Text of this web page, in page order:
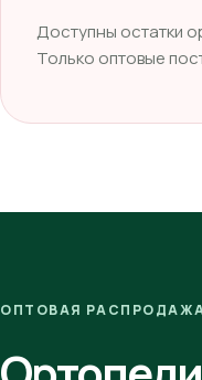
Доступны остатки
Только оптовые
ОПТОВАЯ